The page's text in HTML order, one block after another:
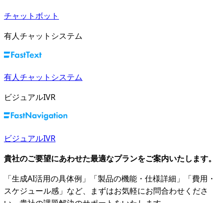
チャットボット
有人チャットシステム
有人チャットシステム
ビジュアルIVR
ビジュアルIVR
貴社のご要望にあわせた最適なプランをご案内いたします。
「生成AI活用の具体例」「製品の機能・仕様詳細」「費用・
スケジュール感」など、まずはお気軽にお問合わせくださ